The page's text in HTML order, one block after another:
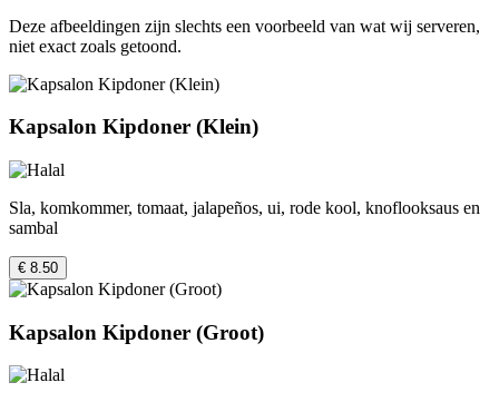
Deze afbeeldingen zijn slechts een voorbeeld van wat wij serveren,
niet exact zoals getoond.
Kapsalon Kipdoner (Klein)
Sla, komkommer, tomaat, jalapeños, ui, rode kool, knoflooksaus en
sambal
€ 8.50
Kapsalon Kipdoner (Groot)